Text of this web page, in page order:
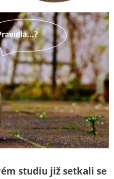
studiu již setkali se